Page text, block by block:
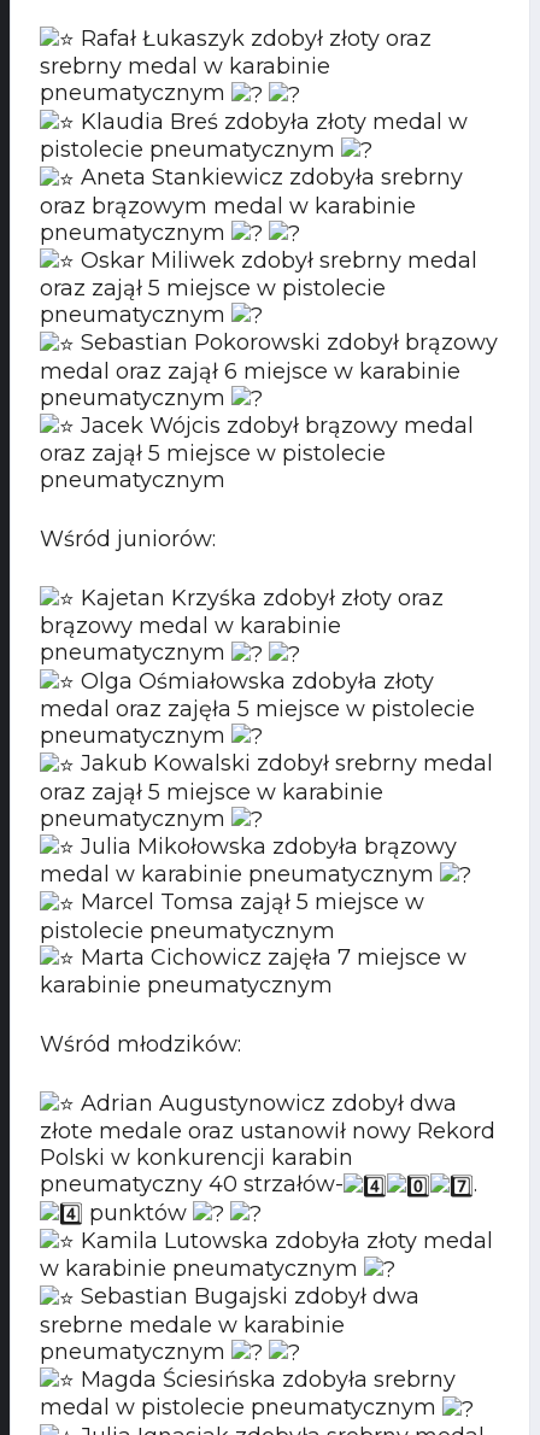
Rafał Łukaszyk zdobył złoty oraz
srebrny medal w karabinie
pneumatycznym
Klaudia Breś zdobyła złoty medal w
pistolecie pneumatycznym
Aneta Stankiewicz zdobyła srebrny
oraz brązowym medal w karabinie
pneumatycznym
Oskar Miliwek zdobył srebrny medal
oraz zajął 5 miejsce w pistolecie
pneumatycznym
Sebastian Pokorowski zdobył brązowy
medal oraz zajął 6 miejsce w karabinie
pneumatycznym
Jacek Wójcis zdobył brązowy medal
oraz zajął 5 miejsce w pistolecie
pneumatycznym
Wśród juniorów:
Kajetan Krzyśka zdobył złoty oraz
brązowy medal w karabinie
pneumatycznym
Olga Ośmiałowska zdobyła złoty
medal oraz zajęła 5 miejsce w pistolecie
pneumatycznym
Jakub Kowalski zdobył srebrny medal
oraz zajął 5 miejsce w karabinie
pneumatycznym
Julia Mikołowska zdobyła brązowy
medal w karabinie pneumatycznym
Marcel Tomsa zajął 5 miejsce w
pistolecie pneumatycznym
Marta Cichowicz zajęła 7 miejsce w
karabinie pneumatycznym
Wśród młodzików:
Adrian Augustynowicz zdobył dwa
złote medale oraz ustanowił nowy Rekord
Polski w konkurencji karabin
pneumatyczny 40 strzałów-
.
punktów
Kamila Lutowska zdobyła złoty medal
w karabinie pneumatycznym
Sebastian Bugajski zdobył dwa
srebrne medale w karabinie
pneumatycznym
Magda Ściesińska zdobyła srebrny
medal w pistolecie pneumatycznym